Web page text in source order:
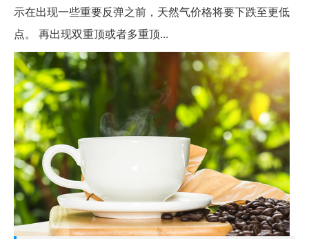
示在出现一些重要反弹之前，天然气价格将要下跌至更低
点。 再出现双重顶或者多重顶...